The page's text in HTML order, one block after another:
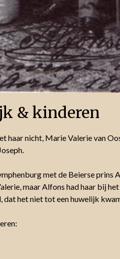
& kinderen
haar nicht, Marie Valerie van
met de Beierse prins
maar Alfons had haar bij het
het niet tot een huwelijk